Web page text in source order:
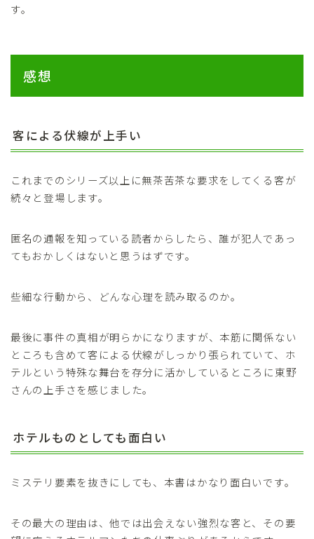
す。
感想
客による伏線が上手い
これまでのシリーズ以上に無茶苦茶な要求をしてくる客が
続々と登場します。
匿名の通報を知っている読者からしたら、誰が犯人であっ
てもおかしくはないと思うはずです。
些細な行動から、どんな心理を読み取るのか。
最後に事件の真相が明らかになりますが、本筋に関係ない
ところも含めて客による伏線がしっかり張られていて、ホ
テルという特殊な舞台を存分に活かしているところに東野
さんの上手さを感じました。
ホテルものとしても面白い
ミステリ要素を抜きにしても、本書はかなり面白いです。
その最大の理由は、他では出会えない強烈な客と、その要